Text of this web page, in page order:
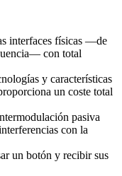
interfaces físicas —de
con total
y características
un coste total
pasiva
con la
un botón y recibir sus